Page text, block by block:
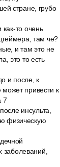
стране, грубо
то очень
там че?
и там это не
это то есть
и после, к
привести к
7
инсульта,
физическую
заболеваний,